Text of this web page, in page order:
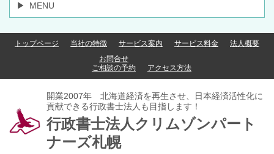
MENU
トップページ 当社の特徴 サービス案内 サービス料金
法人概要
お問合せ
ご相談の予約
アクセス方法
開業2007年 北海道経済を再生させ、日本経済活性化に
貢献できる行政書士法人も目指します！
行政書士法人クリムゾンパート
ナーズ札幌